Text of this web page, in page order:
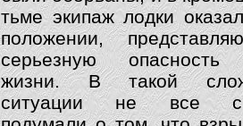
тьме экипаж лодки
положении,
серьезную опасность
жизни. В такой
ситуации не все